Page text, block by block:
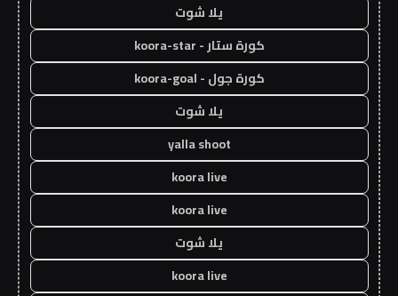
يلا شوت
كورة ستار - koora-star
كورة جول - koora-goal
يلا شوت
yalla shoot
koora live
koora live
يلا شوت
koora live